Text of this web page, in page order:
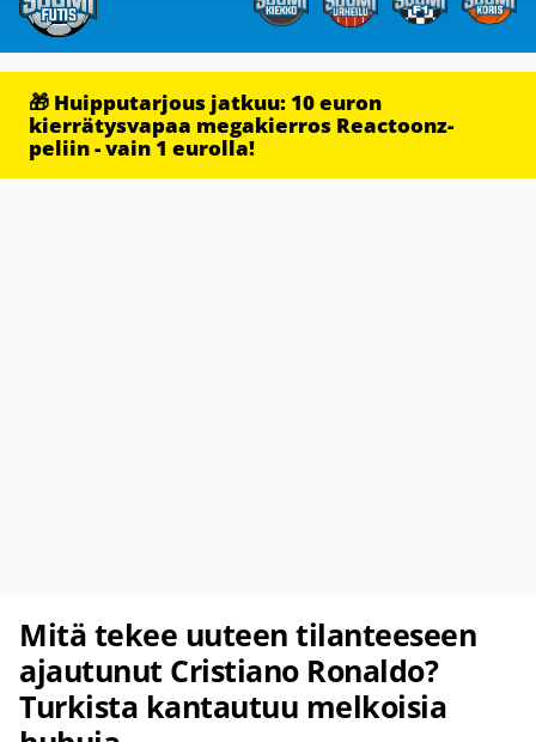
🎁 Huipputarjous jatkuu: 10 euron
kierrätysvapaa megakierros Reactoonz-
peliin - vain 1 eurolla!
Mitä tekee uuteen tilanteeseen
ajautunut Cristiano Ronaldo?
Turkista kantautuu melkoisia